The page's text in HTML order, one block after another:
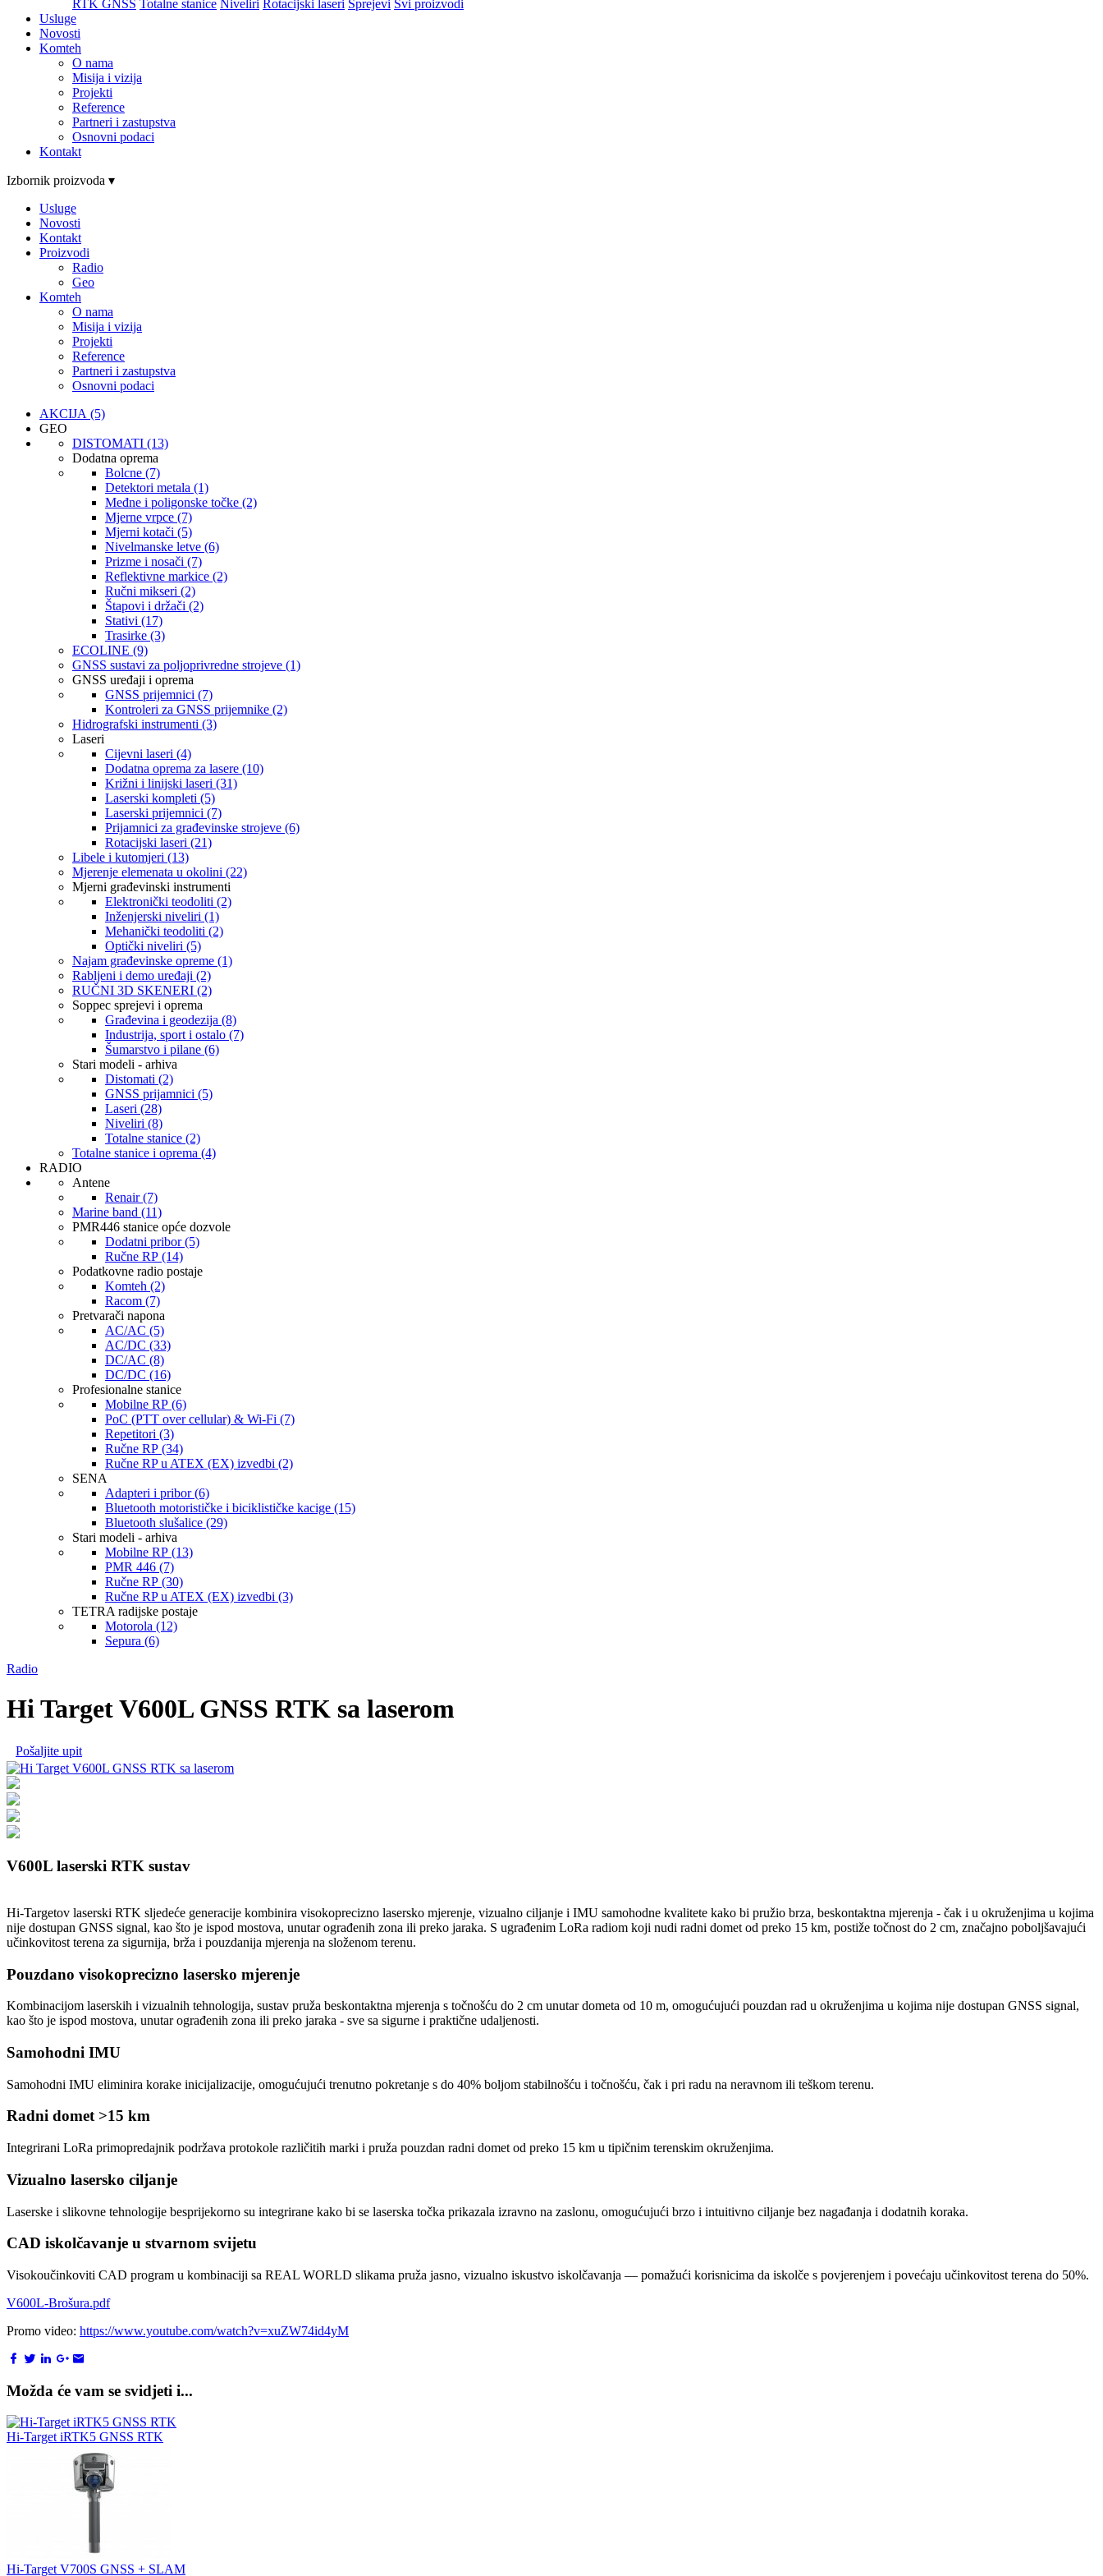
RTK GNSS Totalne stanice Niveliri Rotacijski laseri Sprejevi Svi proizvodi
Usluge
Novosti
Komteh
O nama
Misija i vizija
Projekti
Reference
Partneri i zastupstva
Osnovni podaci
Kontakt
Izbornik proizvoda ▾
Usluge
Novosti
Kontakt
Proizvodi
Radio
Geo
Komteh
O nama
Misija i vizija
Projekti
Reference
Partneri i zastupstva
Osnovni podaci
AKCIJA (5)
GEO
DISTOMATI (13)
Dodatna oprema
Bolcne (7)
Detektori metala (1)
Međne i poligonske točke (2)
Mjerne vrpce (7)
Mjerni kotači (5)
Nivelmanske letve (6)
Prizme i nosači (7)
Reflektivne markice (2)
Ručni mikseri (2)
Štapovi i držači (2)
Stativi (17)
Trasirke (3)
ECOLINE (9)
GNSS sustavi za poljoprivredne strojeve (1)
GNSS uređaji i oprema
GNSS prijemnici (7)
Kontroleri za GNSS prijemnike (2)
Hidrografski instrumenti (3)
Laseri
Cijevni laseri (4)
Dodatna oprema za lasere (10)
Križni i linijski laseri (31)
Laserski kompleti (5)
Laserski prijemnici (7)
Prijamnici za građevinske strojeve (6)
Rotacijski laseri (21)
Libele i kutomjeri (13)
Mjerenje elemenata u okolini (22)
Mjerni građevinski instrumenti
Elektronički teodoliti (2)
Inženjerski niveliri (1)
Mehanički teodoliti (2)
Optički niveliri (5)
Najam građevinske opreme (1)
Rabljeni i demo uređaji (2)
RUČNI 3D SKENERI (2)
Soppec sprejevi i oprema
Građevina i geodezija (8)
Industrija, sport i ostalo (7)
Šumarstvo i pilane (6)
Stari modeli - arhiva
Distomati (2)
GNSS prijamnici (5)
Laseri (28)
Niveliri (8)
Totalne stanice (2)
Totalne stanice i oprema (4)
RADIO
Antene
Renair (7)
Marine band (11)
PMR446 stanice opće dozvole
Dodatni pribor (5)
Ručne RP (14)
Podatkovne radio postaje
Komteh (2)
Racom (7)
Pretvarači napona
AC/AC (5)
AC/DC (33)
DC/AC (8)
DC/DC (16)
Profesionalne stanice
Mobilne RP (6)
PoC (PTT over cellular) & Wi-Fi (7)
Repetitori (3)
Ručne RP (34)
Ručne RP u ATEX (EX) izvedbi (2)
SENA
Adapteri i pribor (6)
Bluetooth motorističke i biciklističke kacige (15)
Bluetooth slušalice (29)
Stari modeli - arhiva
Mobilne RP (13)
PMR 446 (7)
Ručne RP (30)
Ručne RP u ATEX (EX) izvedbi (3)
TETRA radijske postaje
Motorola (12)
Sepura (6)
Radio
Hi Target V600L GNSS RTK sa laserom
Pošaljite upit
V600L laserski RTK sustav
Hi-Targetov laserski RTK sljedeće generacije kombinira visokoprecizno lasersko mjerenje, vizualno ciljanje i IMU samohodne kvalitete kako bi pružio brza, beskontaktna mjerenja - čak i u okruženjima u kojima
nije dostupan GNSS signal, kao što je ispod mostova, unutar ograđenih zona ili preko jaraka. S ugrađenim LoRa radiom koji nudi radni domet od preko 15 km, postiže točnost do 2 cm, značajno poboljšavajući
učinkovitost terena za sigurnija, brža i pouzdanija mjerenja na složenom terenu.
Pouzdano visokoprecizno lasersko mjerenje
Kombinacijom laserskih i vizualnih tehnologija, sustav pruža beskontaktna mjerenja s točnošću do 2 cm unutar dometa od 10 m, omogućujući pouzdan rad u okruženjima u kojima nije dostupan GNSS signal,
kao što je ispod mostova, unutar ograđenih zona ili preko jaraka - sve sa sigurne i praktične udaljenosti.
Samohodni IMU
Samohodni IMU eliminira korake inicijalizacije, omogućujući trenutno pokretanje s do 40% boljom stabilnošću i točnošću, čak i pri radu na neravnom ili teškom terenu.
Radni domet >15 km
Integrirani LoRa primopredajnik podržava protokole različitih marki i pruža pouzdan radni domet od preko 15 km u tipičnim terenskim okruženjima.
Vizualno lasersko ciljanje
Laserske i slikovne tehnologije besprijekorno su integrirane kako bi se laserska točka prikazala izravno na zaslonu, omogućujući brzo i intuitivno ciljanje bez nagađanja i dodatnih koraka.
CAD iskolčavanje u stvarnom svijetu
Visokoučinkoviti CAD program u kombinaciji sa REAL WORLD slikama pruža jasno, vizualno iskustvo iskolčavanja — pomažući korisnicima da iskolče s povjerenjem i povećaju učinkovitost terena do 50%.
V600L-Brošura.pdf
Promo video: https://www.youtube.com/watch?v=xuZW74id4yM
Možda će vam se svidjeti i...
Hi-Target iRTK5 GNSS RTK
Hi-Target V700S GNSS + SLAM